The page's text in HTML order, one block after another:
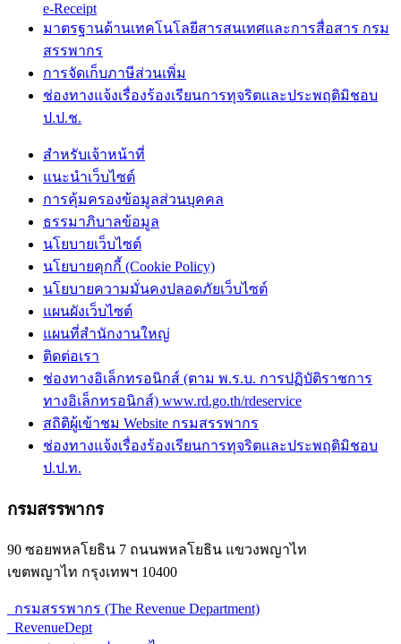
e-Receipt
มาตรฐานด้านเทคโนโลยีสารสนเทศและการสื่อสาร กรม
สรรพากร
การจัดเก็บภาษีส่วนเพิ่ม
ช่องทางแจ้งเรื่องร้องเรียนการทุจริตและประพฤติมิชอบ
ป.ป.ช.
สำหรับเจ้าหน้าที่
แนะนำเว็บไซต์
การคุ้มครองข้อมูลส่วนบุคคล
ธรรมาภิบาลข้อมูล
นโยบายเว็บไซต์
นโยบายคุกกี้ (Cookie Policy)
นโยบายความมั่นคงปลอดภัยเว็บไซต์
แผนผังเว็บไซต์
แผนที่สำนักงานใหญ่
ติดต่อเรา
ช่องทางอิเล็กทรอนิกส์ (ตาม พ.ร.บ. การปฏิบัติราชการ
ทางอิเล็กทรอนิกส์) www.rd.go.th/rdeservice
สถิติผู้เข้าชม Website กรมสรรพากร
ช่องทางแจ้งเรื่องร้องเรียนการทุจริตและประพฤติมิชอบ
ป.ป.ท.
กรมสรรพากร
90 ซอยพหลโยธิน 7 ถนนพหลโยธิน แขวงพญาไท
เขตพญาไท กรุงเทพฯ 10400
กรมสรรพากร (The Revenue Department)
RevenueDept